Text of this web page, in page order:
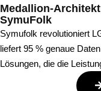
Medallion-
SymuFolk
Symufolk revolutioniert
liefert 95 % genaue
Lösungen, die die